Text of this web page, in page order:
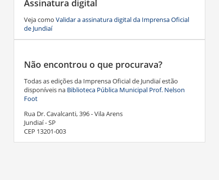
Assinatura digital
Veja como Validar a assinatura digital da Imprensa Oficial
de Jundiaí
Não encontrou o que procurava?
Todas as edições da Imprensa Oficial de Jundiaí estão
disponíveis na Biblioteca Pública Municipal Prof. Nelson
Foot
Rua Dr. Cavalcanti, 396 - Vila Arens
Jundiaí - SP
CEP 13201-003